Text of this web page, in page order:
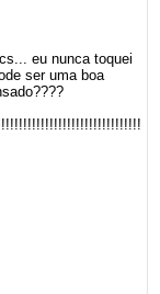
eu nunca toquei
ser uma boa